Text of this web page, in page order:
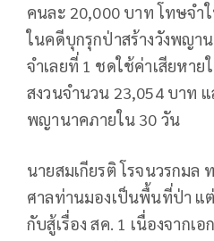
คนละ 20,000 บาท โทษจำ
ในคดีบุกรุกป่าสร้างวังพญา
จำเลยที่ 1 ชดใช้ค่าเสียหาย
สงวนจำนวน 23,054 บาท
พญานาคภายใน 30 วัน
นายสมเกียรติ โรจนวรกมล
ศาลท่านมองเป็นพื้นที่ป่า แต่
กับสู้เรื่อง สค. 1 เนื่องจากเ